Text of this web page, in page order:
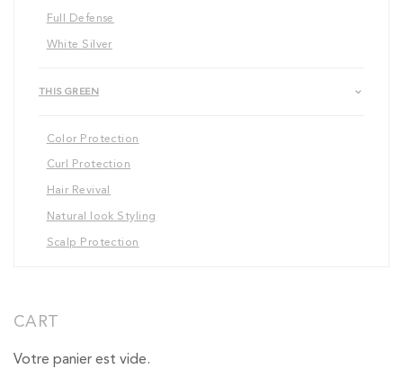
Full Defense
White Silver
THIS GREEN
Color Protection
Curl Protection
Hair Revival
Natural look Styling
Scalp Protection
CART
Votre panier est vide.